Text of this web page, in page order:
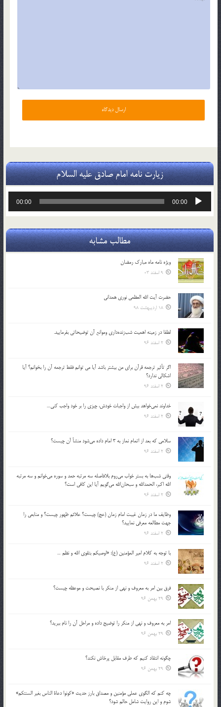
زیارت نامه امام صادق علیه السلام
پخش‌کننده
00:00
00:00
مطالب مشابه
ویژه نامه ماه مبارک رمضان
9 اسفند 03
حضرت آیت الله العظمی نوری همدانی
18 اردیبهشت 98
لطفا در زمينه اهميت شب‌زنده‌داري وموانع آن توضيحاتي بفرماييد.
2 اسفند 96
اگر تأثير ترجمه قرآن براي من بيشتر باشد آيا مي توانم فقط ترجمه آن را بخوانم؟ آيا
اشكالي ندارد؟
2 اسفند 96
خداوند نمي‌خواهد بيش از واجبات خودش، چيزي را بر خود واجب كني…
2 اسفند 96
سلامي كه بعد از اتمام نماز به 3 امام داده مي‌شود منشأ آن چيست؟
2 اسفند 96
وقتي شب‌ها به بستر خواب مي‌روم بلافاصله سه مرتبه حمد و سوره مي‌خوانم و سه مرتبه
الله اكبر، الحمدالله و سبحان‌الله مي‌گويم آيا اين كافي است؟
2 اسفند 96
وظايف ما در زمان غيبت امام زمان (عج) چيست؟ علائم ظهور چيست؟ و منابعي را
جهت مطالعه معرفي نماييد؟
2 اسفند 96
با توجه به كلام امير المؤمنين (ع): «اوصيكم بتقوي الله و نظم …
2 اسفند 96
فرق بين امر به معروف و نهي از منكر با نصيحت و موعظه چيست؟
29 بهمن 96
امر به معروف و نهي از منكر را توضيح داده و مراحل آن را نام ببريد؟
29 بهمن 96
چگونه انتقاد كنيم كه طرف مقابل پرخاش نكند؟
29 بهمن 96
چه كنم كه الگوي عملي مؤمنين و مصداق بارز حديث «كونوا دعاة الناس بغير السنتكم»
شوم و اين روايت شامل حالم شود؟